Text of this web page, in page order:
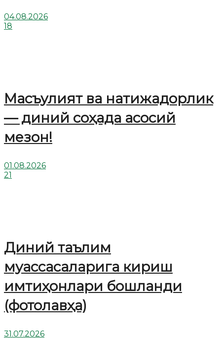
04.08.2026
18
Масъулият ва натижадорлик
— диний соҳада асосий
мезон!
01.08.2026
21
Диний таълим
муассасаларига кириш
имтиҳонлари бошланди
(фотолавҳа)
31.07.2026